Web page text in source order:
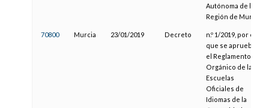
Autónoma de la
Región de Murcia
70800 Murcia 23/01/2019 Decreto
n.º 1/2019, por el
que se aprueba
el Reglamento
Orgánico de las
Escuelas
Oficiales de
Idiomas de la